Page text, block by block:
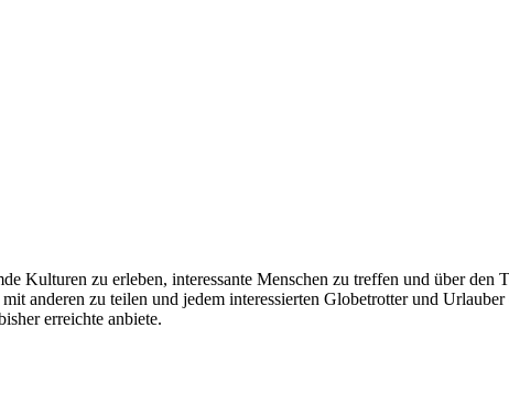
Kulturen zu erleben, interessante Menschen zu treffen und über den
anderen zu teilen und jedem interessierten Globetrotter und
erreichte anbiete.